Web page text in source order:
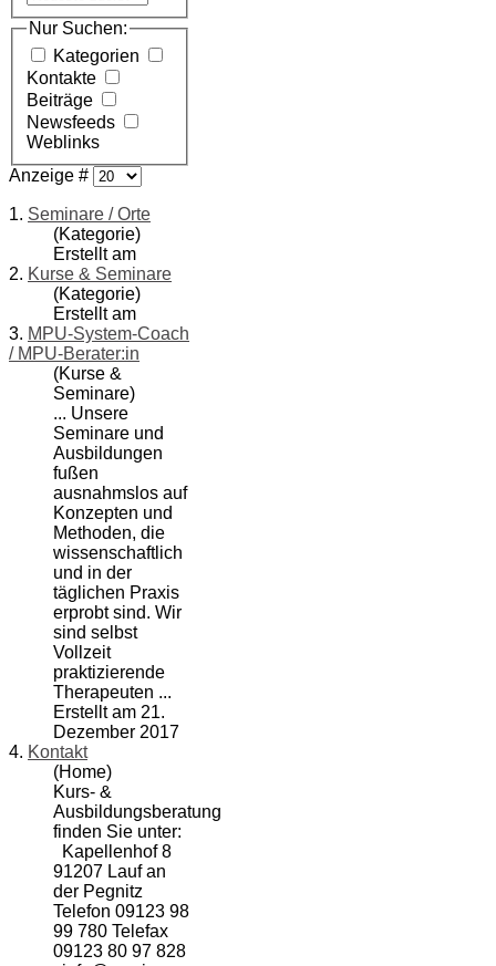
Nur Suchen:
Kategorien
Kontakte
Beiträge
Newsfeeds
Weblinks
Anzeige #
1. Seminare / Orte
(Kategorie)
Erstellt am
2. Kurse & Seminare
(Kategorie)
Erstellt am
3. MPU-System-Coach
/ MPU-Berater:in
(Kurse &
Seminare)
... Unsere
Seminare und
Ausbildungen
fußen
ausnahmslos auf
Konzepten und
Methoden, die
wissenschaftlich
und in der
täglichen Praxis
erprobt sind. Wir
sind selbst
Vollzeit
praktizierende
Therapeuten ...
Erstellt am 21.
Dezember 2017
4. Kontakt
(Home)
Kurs- &
Ausbildungsberatung
finden Sie unter:
Kapellenhof 8
91207 Lauf an
der Pegnitz
Telefon 09123 98
99 780 Telefax
09123 80 97 828